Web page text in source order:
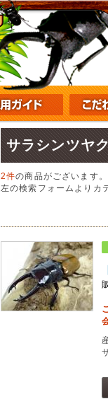
サラシンツヤ
2件の商品がございます。
左の検索フォームよりカ